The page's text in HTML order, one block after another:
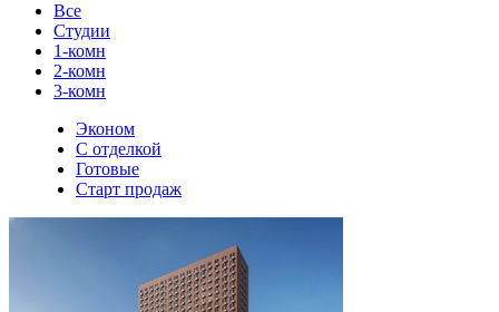
Все
Студии
1-комн
2-комн
3-комн
Эконом
С отделкой
Готовые
Старт продаж